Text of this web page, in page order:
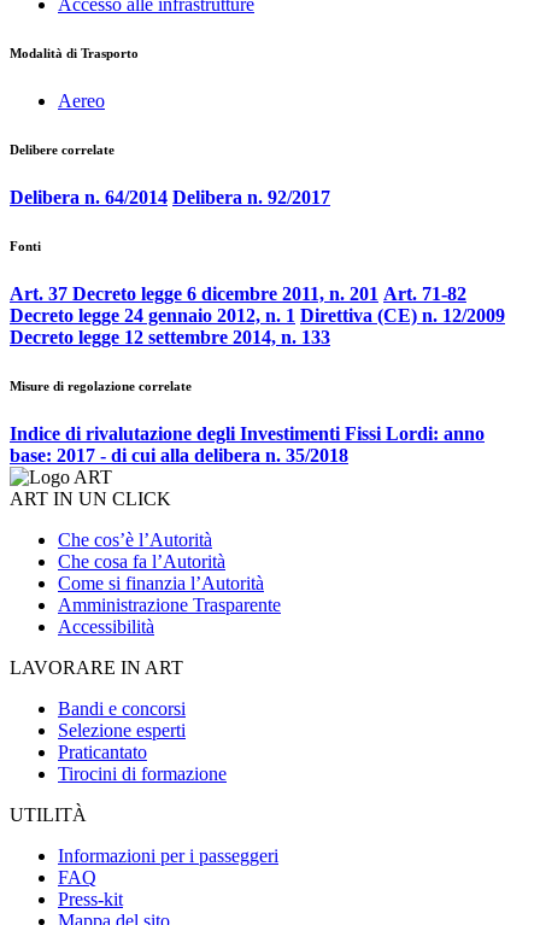
Accesso alle infrastrutture
Modalità di Trasporto
Aereo
Delibere correlate
Delibera n. 64/2014 Delibera n. 92/2017
Fonti
Art. 37 Decreto legge 6 dicembre 2011, n. 201 Art. 71-82
Decreto legge 24 gennaio 2012, n. 1 Direttiva (CE) n. 12/2009
Decreto legge 12 settembre 2014, n. 133
Misure di regolazione correlate
Indice di rivalutazione degli Investimenti Fissi Lordi: anno
base: 2017 - di cui alla delibera n. 35/2018
ART IN UN CLICK
Che cos’è l’Autorità
Che cosa fa l’Autorità
Come si finanzia l’Autorità
Amministrazione Trasparente
Accessibilità
LAVORARE IN ART
Bandi e concorsi
Selezione esperti
Praticantato
Tirocini di formazione
UTILITÀ
Informazioni per i passeggeri
FAQ
Press-kit
Mappa del sito